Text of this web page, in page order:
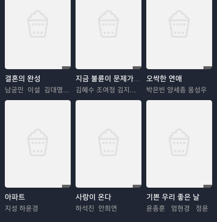
결혼의 완성
남궁민 이설 김대명 이상희
지금 불륜이 문제가 아닙니다
김혜수 조여정 김지훈 김재철
오싹한 연애
박은빈 양세종 옹성우
아파트
지성 하윤경
사랑이 온다
하석진 안희연
기쁜 우리 좋은 날
윤종훈 엄현경 정윤